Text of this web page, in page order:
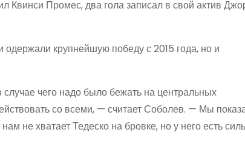
Промес, два гола записал в свой актив
крупнейшую победу с 2015 года, но и
чего надо было бежать на центральных
со всеми, — считает Соболев. — Мы
не хватает Тедеско на бровке, но у него есть